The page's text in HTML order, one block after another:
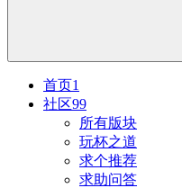
首页1
社区99
所有版块
玩杯之道
求个推荐
求助问答